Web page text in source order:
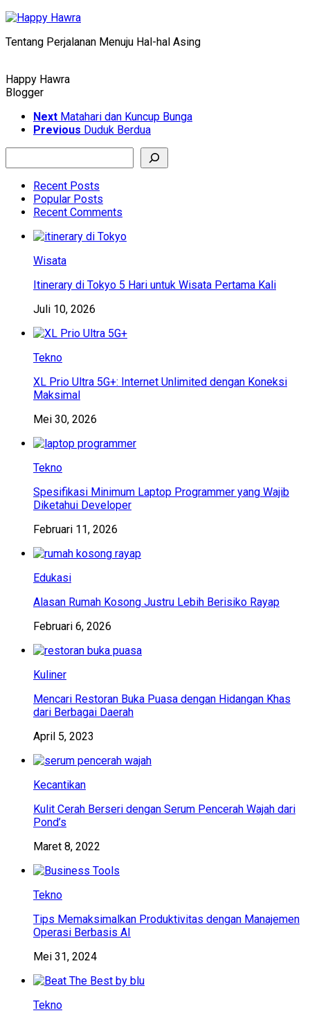
Skip
content
Tentang Perjalanan Menuju Hal-hal Asing
Happy Hawra
Blogger
Next Matahari dan Kuncup Bunga
Previous Duduk Berdua
Recent Posts
Popular Posts
Recent Comments
Wisata
Itinerary di Tokyo 5 Hari untuk Wisata Pertama Kali
Juli 10, 2026
Tekno
XL Prio Ultra 5G+: Internet Unlimited dengan Koneksi
Maksimal
Mei 30, 2026
Tekno
Spesifikasi Minimum Laptop Programmer yang Wajib
Diketahui Developer
Februari 11, 2026
Edukasi
Alasan Rumah Kosong Justru Lebih Berisiko Rayap
Februari 6, 2026
Kuliner
Mencari Restoran Buka Puasa dengan Hidangan Khas
dari Berbagai Daerah
April 5, 2023
Kecantikan
Kulit Cerah Berseri dengan Serum Pencerah Wajah dari
Pond’s
Maret 8, 2022
Tekno
Tips Memaksimalkan Produktivitas dengan Manajemen
Operasi Berbasis AI
Mei 31, 2024
Tekno